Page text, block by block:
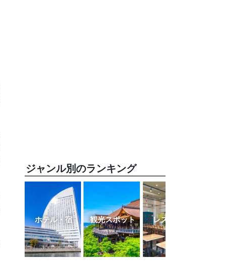
ジャンル別のランキング
ホテル・宿 観光スポット レストラン